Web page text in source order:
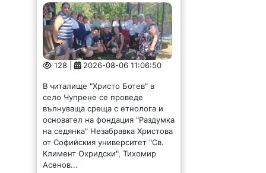
128 | 2026-08-06 11:06:50
В читалище "Христо Ботев" в
село Чупрене се проведе
вълнуваща среща с етнолога и
основател на фондация "Раздумка
на седянка" Незабравка Христова
от Софийския университет "Св.
Климент Охридски", Тихомир
Асенов...